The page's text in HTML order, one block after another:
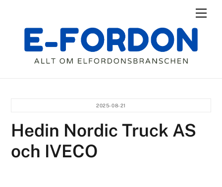
content
2025-08-21
Hedin Nordic Truck AS
och IVECO